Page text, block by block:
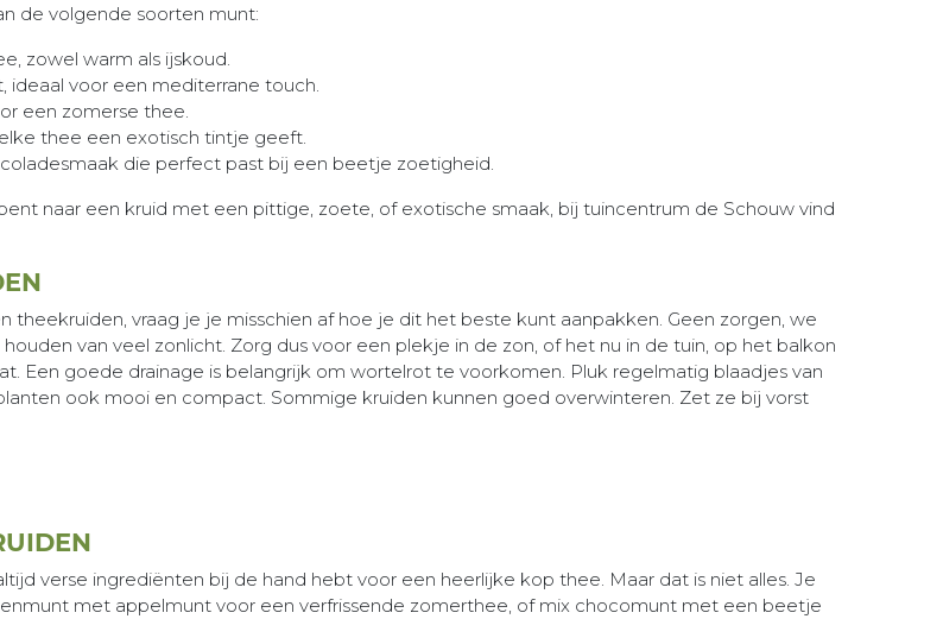
de volgende soorten munt:
zowel warm als ijskoud.
ideaal voor een mediterrane touch.
een zomerse thee.
thee een exotisch tintje geeft.
die perfect past bij een beetje zoetigheid.
naar een kruid met een pittige, zoete, of exotische smaak, bij tuincentrum de Schouw vind
vraag je je misschien af hoe je dit het beste kunt aanpakken. Geen zorgen, we
van veel zonlicht. Zorg dus voor een plekje in de zon, of het nu in de tuin, op het balkon
Een goede drainage is belangrijk om wortelrot te voorkomen. Pluk regelmatig blaadjes van
ook mooi en compact. Sommige kruiden kunnen goed overwinteren. Zet ze bij vorst
verse ingrediënten bij de hand hebt voor een heerlijke kop thee. Maar dat is niet alles. Je
met appelmunt voor een verfrissende zomerthee, of mix chocomunt met een beetje